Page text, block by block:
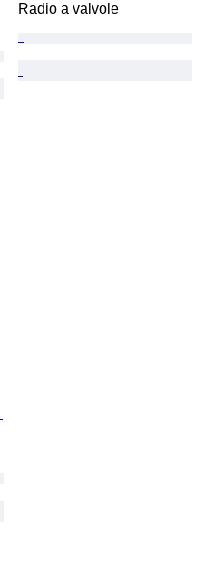
Radio a valvole